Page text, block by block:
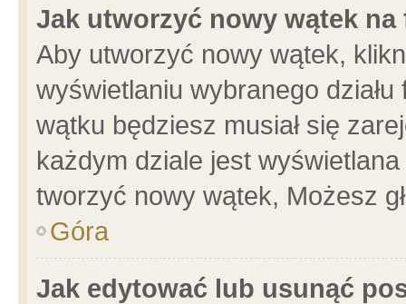
Jak utworzyć nowy wątek na
Aby utworzyć nowy wątek,
wyświetlaniu wybranego
wątku będziesz musiał się
każdym dziale jest
tworzyć nowy wątek, Możesz
Góra
Jak edytować lub usunąć